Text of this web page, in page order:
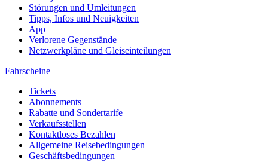
Störungen und Umleitungen
Tipps, Infos und Neuigkeiten
App
Verlorene Gegenstände
Netzwerkpläne und Gleiseinteilungen
Fahrscheine
Tickets
Abonnements
Rabatte und Sondertarife
Verkaufsstellen
Kontaktloses Bezahlen
Allgemeine Reisebedingungen
Geschäftsbedingungen